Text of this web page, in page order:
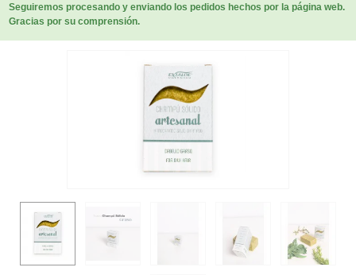
Seguiremos procesando y enviando los pedidos hechos por la página web.
Gracias por su comprensión.